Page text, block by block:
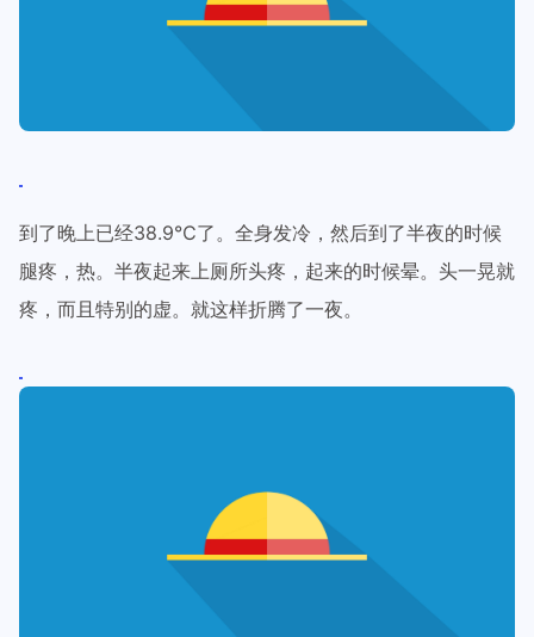
到了晚上已经38.9℃了。全身发冷，然后到了半夜的时候
腿疼，热。半夜起来上厕所头疼，起来的时候晕。头一晃就
疼，而且特别的虚。就这样折腾了一夜。